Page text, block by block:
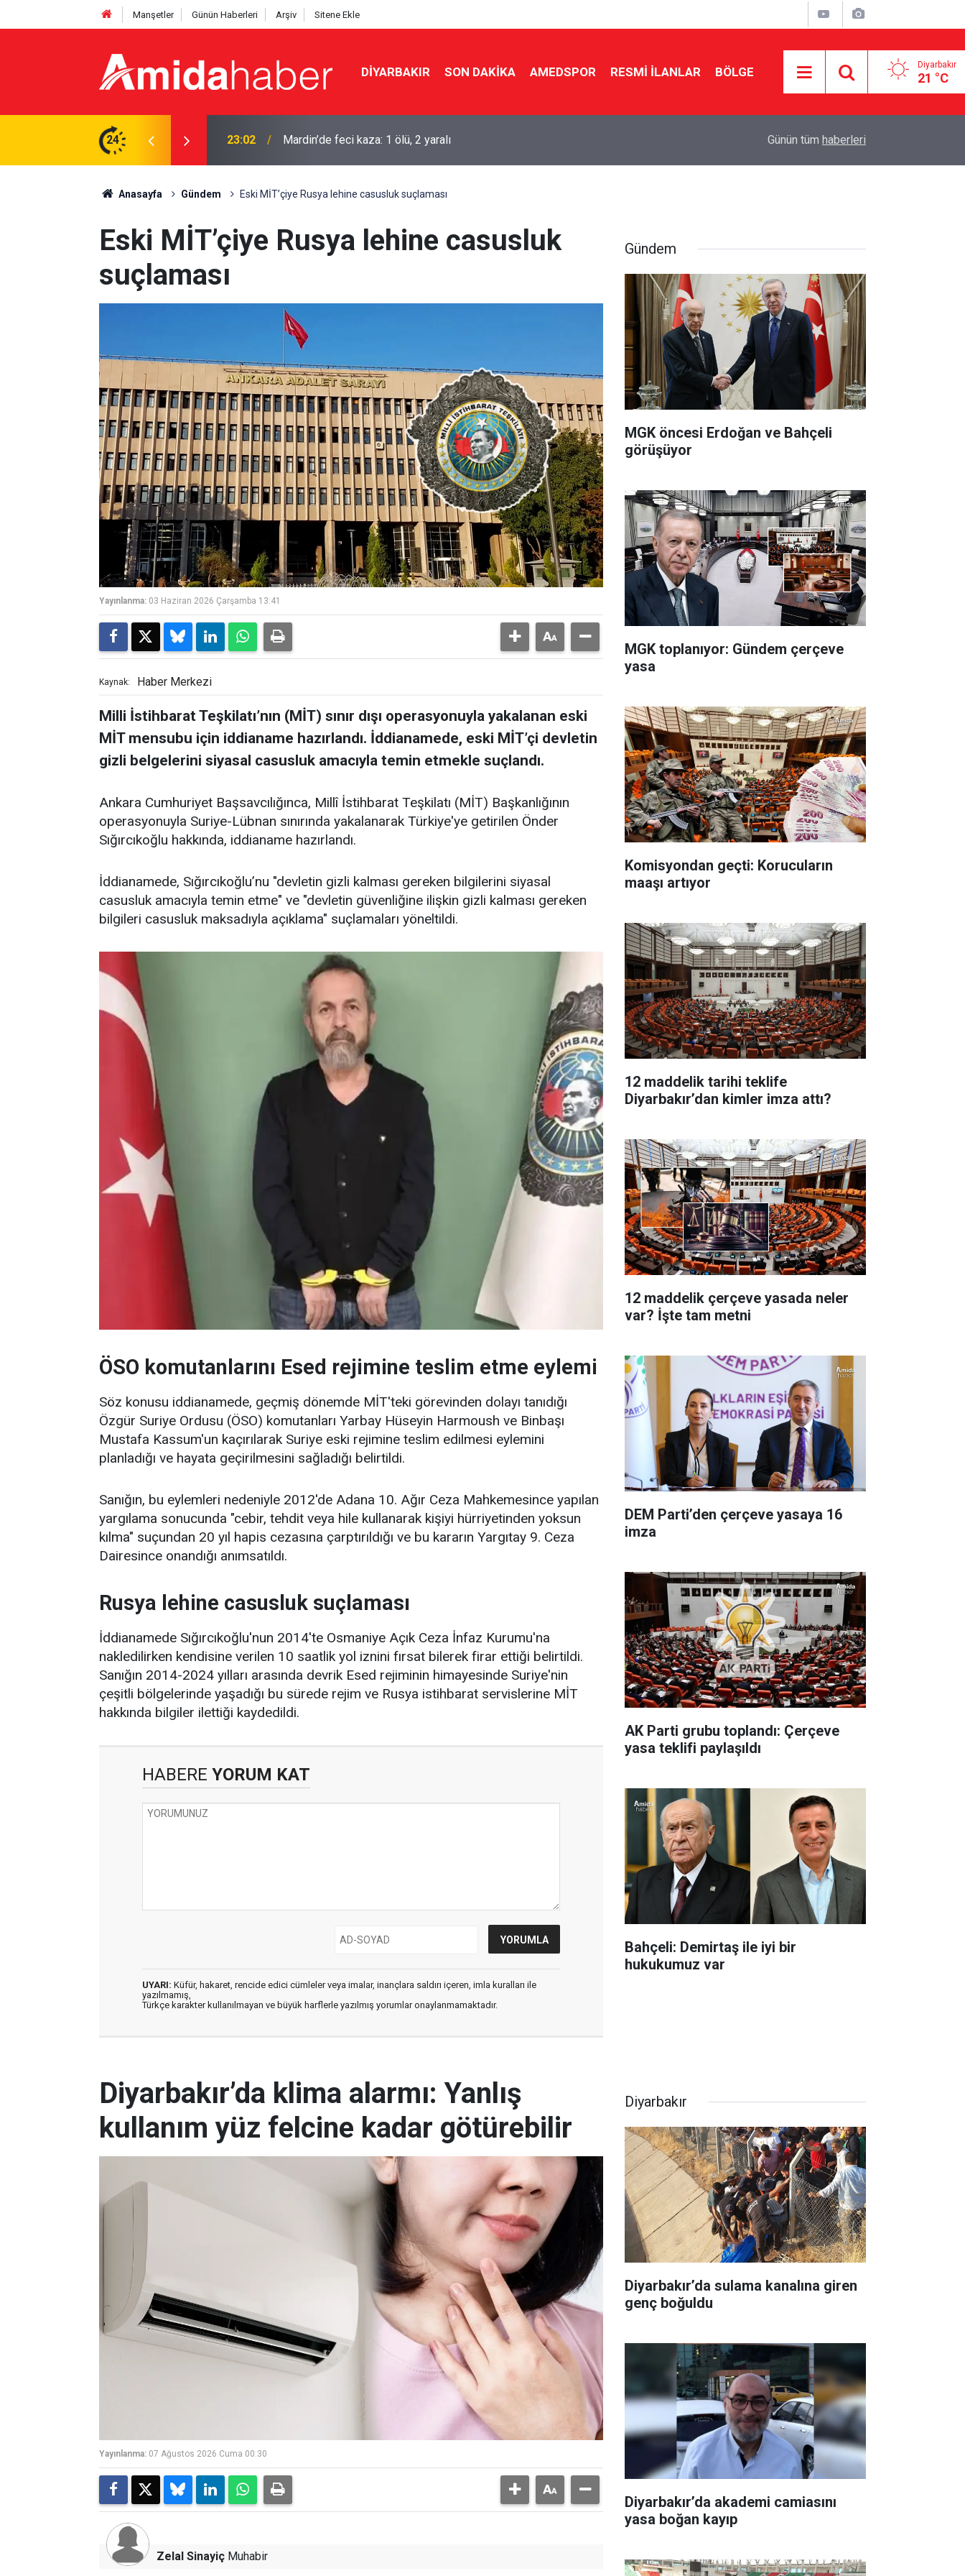
Manşetler Günün Haberleri Arşiv Sitene Ekle
DIYARBAKIR SON DAKIKA AMEDSPOR RESMI İLANLAR BÖLGE Diyarbakır
21 °C
24 22:50 Cumhurbaşkanı Erdoğan Suudi Arabistan’a gidiyor MGK’den çözüm süreci mesajı: Tarihi bir
Günün tüm haberleri
Anasayfa Gündem Eski MİT’çiye Rusya lehine casusluk suçlaması
Eski MİT’çiye Rusya lehine casusluk
suçlaması
Yayınlanma: 03 Haziran 2026 Çarşamba 13:41
Kaynak: Haber Merkezi
Milli İstihbarat Teşkilatı’nın (MİT) sınır dışı operasyonuyla yakalanan eski
MİT mensubu için iddianame hazırlandı. İddianamede, eski MİT’çi devletin
gizli belgelerini siyasal casusluk amacıyla temin etmekle suçlandı.
Ankara Cumhuriyet Başsavcılığınca, Millî İstihbarat Teşkilatı (MİT) Başkanlığının
operasyonuyla Suriye-Lübnan sınırında yakalanarak Türkiye'ye getirilen Önder
Sığırcıkoğlu hakkında, iddianame hazırlandı.
İddianamede, Sığırcıkoğlu’nu "devletin gizli kalması gereken bilgilerini siyasal
casusluk amacıyla temin etme" ve "devletin güvenliğine ilişkin gizli kalması gereken
bilgileri casusluk maksadıyla açıklama" suçlamaları yöneltildi.
ÖSO komutanlarını Esed rejimine teslim etme eylemi
Söz konusu iddianamede, geçmiş dönemde MİT'teki görevinden dolayı tanıdığı
Özgür Suriye Ordusu (ÖSO) komutanları Yarbay Hüseyin Harmoush ve Binbaşı
Mustafa Kassum'un kaçırılarak Suriye eski rejimine teslim edilmesi eylemini
planladığı ve hayata geçirilmesini sağladığı belirtildi.
Sanığın, bu eylemleri nedeniyle 2012'de Adana 10. Ağır Ceza Mahkemesince yapılan
yargılama sonucunda "cebir, tehdit veya hile kullanarak kişiyi hürriyetinden yoksun
kılma" suçundan 20 yıl hapis cezasına çarptırıldığı ve bu kararın Yargıtay 9. Ceza
Dairesince onandığı anımsatıldı.
Rusya lehine casusluk suçlaması
İddianamede Sığırcıkoğlu'nun 2014'te Osmaniye Açık Ceza İnfaz Kurumu'na
nakledilirken kendisine verilen 10 saatlik yol iznini fırsat bilerek firar ettiği belirtildi.
Sanığın 2014-2024 yılları arasında devrik Esed rejiminin himayesinde Suriye'nin
çeşitli bölgelerinde yaşadığı bu sürede rejim ve Rusya istihbarat servislerine MİT
hakkında bilgiler ilettiği kaydedildi.
HABERE YORUM KAT
UYARI: Küfür, hakaret, rencide edici cümleler veya imalar, inançlara saldırı içeren, imla kuralları ile
yazılmamış,
Türkçe karakter kullanılmayan ve büyük harflerle yazılmış yorumlar onaylanmamaktadır.
Gündem
MGK öncesi Erdoğan ve Bahçeli
görüşüyor
MGK toplanıyor: Gündem çerçeve
yasa
Komisyondan geçti: Korucuların
maaşı artıyor
12 maddelik tarihi teklife
Diyarbakır’dan kimler imza attı?
12 maddelik çerçeve yasada neler
var? İşte tam metni
DEM Parti’den çerçeve yasaya 16
imza
AK Parti grubu toplandı: Çerçeve
yasa teklifi paylaşıldı
Bahçeli: Demirtaş ile iyi bir
hukukumuz var
Diyarbakır’da klima alarmı: Yanlış
kullanım yüz felcine kadar götürebilir
Yayınlanma: 07 Ağustos 2026 Cuma 00:30
Zelal Sinayiç Muhabir
Diyarbakır
Diyarbakır’da sulama kanalına giren
genç boğuldu
Diyarbakır’da akademi camiasını
yasa boğan kayıp